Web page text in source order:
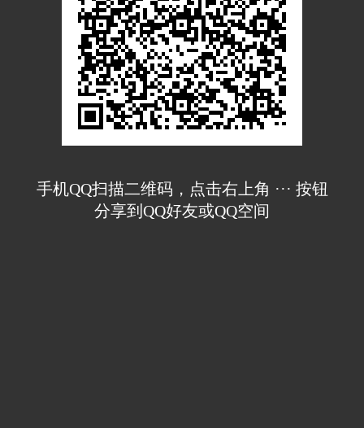
手机QQ扫描二维码，点击右上角 ··· 按钮
分享到QQ好友或QQ空间